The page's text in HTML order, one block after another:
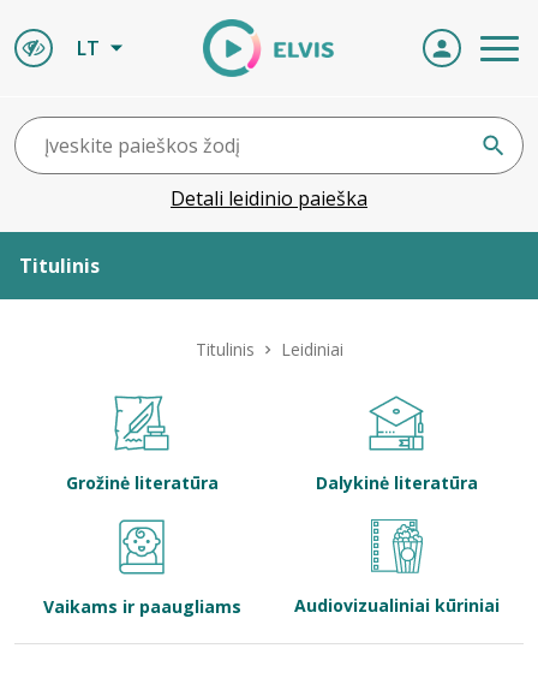
LT
Detali leidinio paieška
Titulinis
Bibliotekoms
Titulinis Leidiniai
Grožinė literatūra Dalykinė literatūra
Vaikams ir paaugliams Audiovizualiniai kūriniai